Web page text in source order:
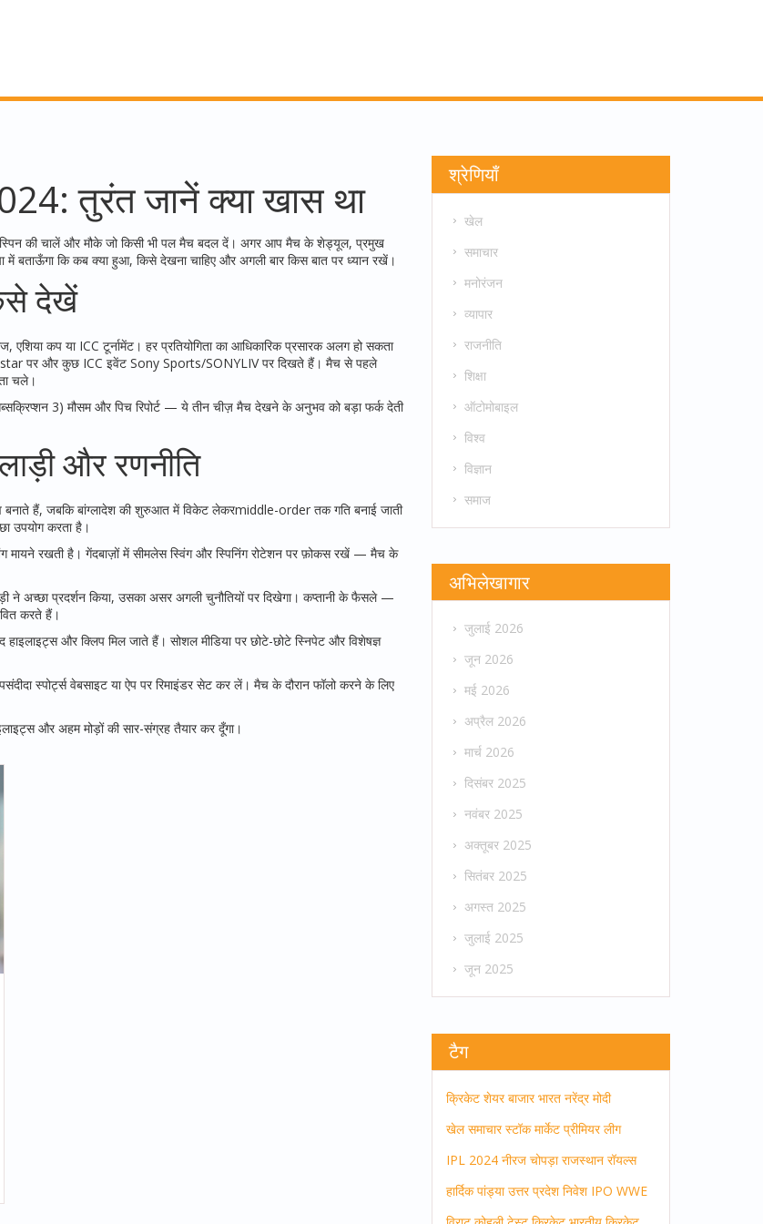
तुरंत जानें क्या खास था
की चालें और मौके जो किसी भी पल मैच बदल दें। अगर आप मैच के शेड्यूल, प्रमुख
बताऊँगा कि कब क्या हुआ, किसे देखना चाहिए और अगली बार किस बात पर ध्यान रखें।
देखें
कप या ICC टूर्नामेंट। हर प्रतियोगिता का आधिकारिक प्रसारक अलग हो सकता
पर और कुछ ICC इवेंट Sony Sports/SONYLIV पर दिखते हैं। मैच से पहले
चले।
3) मौसम और पिच रिपोर्ट — ये तीन चीज़ मैच देखने के अनुभव को बड़ा फर्क देती
और रणनीति
हैं, जबकि बांग्लादेश की शुरुआत में विकेट लेकरmiddle-order तक गति बनाई जाती
उपयोग करता है।
मायने रखती है। गेंदबाज़ों में सीमलेस स्विंग और स्पिनिंग रोटेशन पर फ़ोकस रखें — मैच के
ने अच्छा प्रदर्शन किया, उसका असर अगली चुनौतियों पर दिखेगा। कप्तानी के फैसले —
करते हैं।
और क्लिप मिल जाते हैं। सोशल मीडिया पर छोटे-छोटे स्निपेट और विशेषज्ञ
स्पोर्ट्स वेबसाइट या ऐप पर रिमाइंडर सेट कर लें। मैच के दौरान फॉलो करने के लिए
और अहम मोड़ों की सार-संग्रह तैयार कर दूँगा।
श्रेणियाँ
खेल
समाचार
मनोरंजन
व्यापार
राजनीति
शिक्षा
ऑटोमोबाइल
विश्व
विज्ञान
समाज
अभिलेखागार
जुलाई 2026
जून 2026
मई 2026
अप्रैल 2026
मार्च 2026
दिसंबर 2025
नवंबर 2025
अक्तूबर 2025
सितंबर 2025
अगस्त 2025
जुलाई 2025
जून 2025
टैग
क्रिकेट शेयर बाजार भारत नरेंद्र मोदी
खेल समाचार स्टॉक मार्केट प्रीमियर लीग
IPL 2024 नीरज चोपड़ा राजस्थान रॉयल्स
हार्दिक पांड्या उत्तर प्रदेश निवेश IPO WWE